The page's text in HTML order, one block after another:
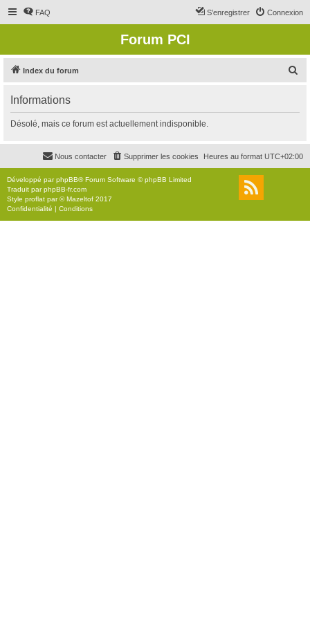
FAQ Connexion
S’enregistrer
Forum PCI
Index du forum
r
c
r
Informations
Désolé, mais ce forum est actuellement indisponible.
Heures au format UTC+02:00
Supprimer les cookies
Nous contacter
Développé parphpBB® Forum Software © phpBB Limited
Traduit parphpBB-fr.com
Style proflat par ©Mazeltof 2017
Confidentialité | Conditions